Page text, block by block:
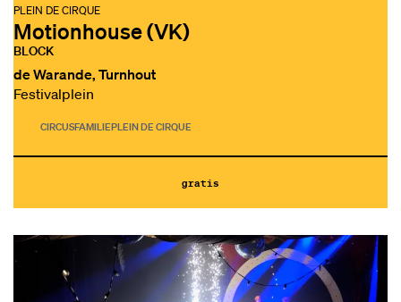
Motionhouse (VK)
BLOCK
PLEIN DE CIRQUE
de Warande, Turnhout
Festivalplein
CIRCUSFAMILIEPLEIN DE CIRQUE
gratis